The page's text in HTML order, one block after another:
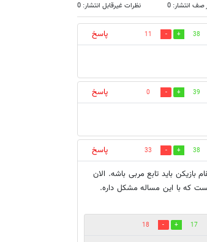
انتشار: 0 نظرات غیرقابل انتشار: 0
38
11
پاسخ
39
0
پاسخ
38
33
پاسخ
باید تابع مربی باشه. الان
که با این مساله مشکل داره.
17
18